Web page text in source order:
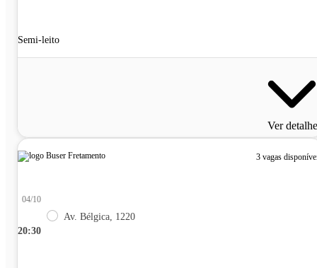
Semi-leito
Ver
3 vagas
20:30
04/10
Av. Bélgica, 1220